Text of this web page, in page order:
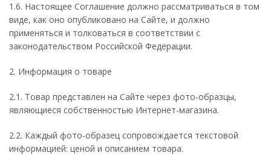
1.6. Настоящее Соглашение должно рассматриваться в том
виде, как оно опубликовано на Сайте, и должно
применяться и толковаться в соответствии с
законодательством Российской Федерации.
2. Информация о товаре
2.1. Товар представлен на Сайте через фото-образцы,
являющиеся собственностью Интернет-магазина.
2.2. Каждый фото-образец сопровождается текстовой
информацией: ценой и описанием товара.